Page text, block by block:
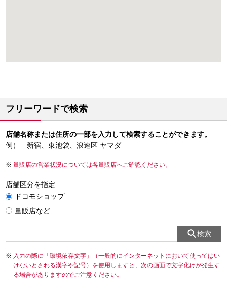
フリーワードで検索
店舗名称または住所の一部を入力して検索することができます。
例） 新宿、東池袋、浪速区 ヤマダ
量販店の営業状況については各量販店へご確認ください。
店舗区分を指定
ドコモショップ
量販店など
検索
入力の際に「環境依存文字」（一般的にインターネットにおいて使ってはい
けないとされる漢字や記号）を使用しますと、次の画面で文字化けが発生す
る場合がありますのでご注意ください。